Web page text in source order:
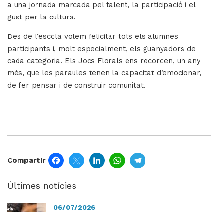
a una jornada marcada pel talent, la participació i el
gust per la cultura.
Des de l’escola volem felicitar tots els alumnes
participants i, molt especialment, els guanyadors de
cada categoria. Els Jocs Florals ens recorden, un any
més, que les paraules tenen la capacitat d’emocionar,
de fer pensar i de construir comunitat.
Compartir FacebookTwitterLinkedInWhatsApp
Últimes notícies
06/07/2026